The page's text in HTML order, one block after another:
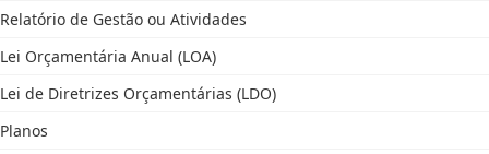
Relatório de Gestão ou Atividades
Lei Orçamentária Anual (LOA)
Lei de Diretrizes Orçamentárias (LDO)
Planos